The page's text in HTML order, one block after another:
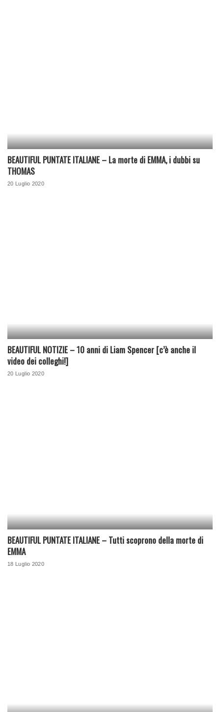
BEAUTIFUL PUNTATE ITALIANE – La morte di EMMA, i dubbi su
THOMAS
20 Luglio 2020
BEAUTIFUL NOTIZIE – 10 anni di Liam Spencer [c’è anche il
video dei colleghi!]
20 Luglio 2020
BEAUTIFUL PUNTATE ITALIANE – Tutti scoprono della morte di
EMMA
18 Luglio 2020